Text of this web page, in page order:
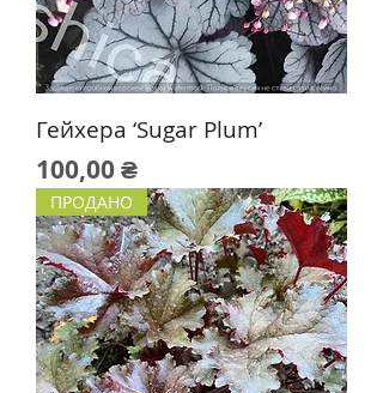
Гейхера ‘Sugar Plum’
Цена
100,00 ₴
ПРОДАНО